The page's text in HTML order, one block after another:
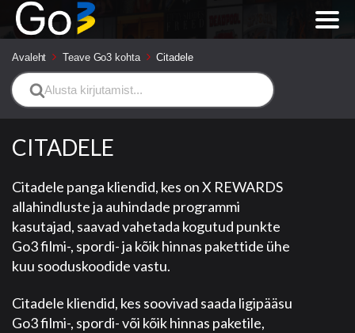
Avaleht Teave Go3 kohta Citadele
Search
For
CITADELE
Citadele panga kliendid, kes on X REWARDS
allahindluste ja auhindade programmi
kasutajad, saavad vahetada kogutud punkte
Go3 filmi-, spordi- ja kõik hinnas pakettide ühe
kuu sooduskoodide vastu.
Citadele kliendid, kes soovivad saada ligipääsu
Go3 filmi-, spordi- või kõik hinnas paketile,